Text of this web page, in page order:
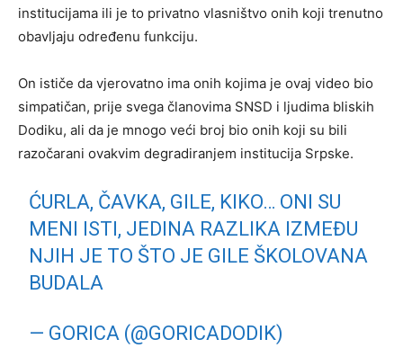
institucijama ili je to privatno vlasništvo onih koji trenutno
obavljaju određenu funkciju.
On ističe da vjerovatno ima onih kojima je ovaj video bio
simpatičan, prije svega članovima SNSD i ljudima bliskih
Dodiku, ali da je mnogo veći broj bio onih koji su bili
razočarani ovakvim degradiranjem institucija Srpske.
ĆURLA, ČAVKA, GILE, KIKO… ONI SU
MENI ISTI, JEDINA RAZLIKA IZMEĐU
NJIH JE TO ŠTO JE GILE ŠKOLOVANA
BUDALA
— GORICA (@GORICADODIK)